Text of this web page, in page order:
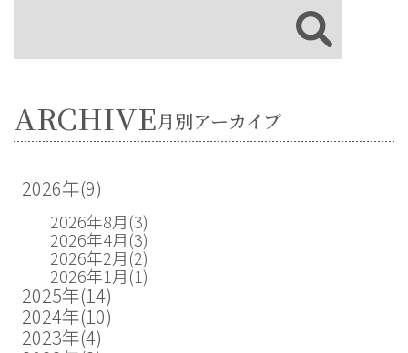
ARCHIVE月別アーカイブ
2026年(9)
2026年8月(3)
2026年4月(3)
2026年2月(2)
2026年1月(1)
2025年(14)
2024年(10)
2023年(4)